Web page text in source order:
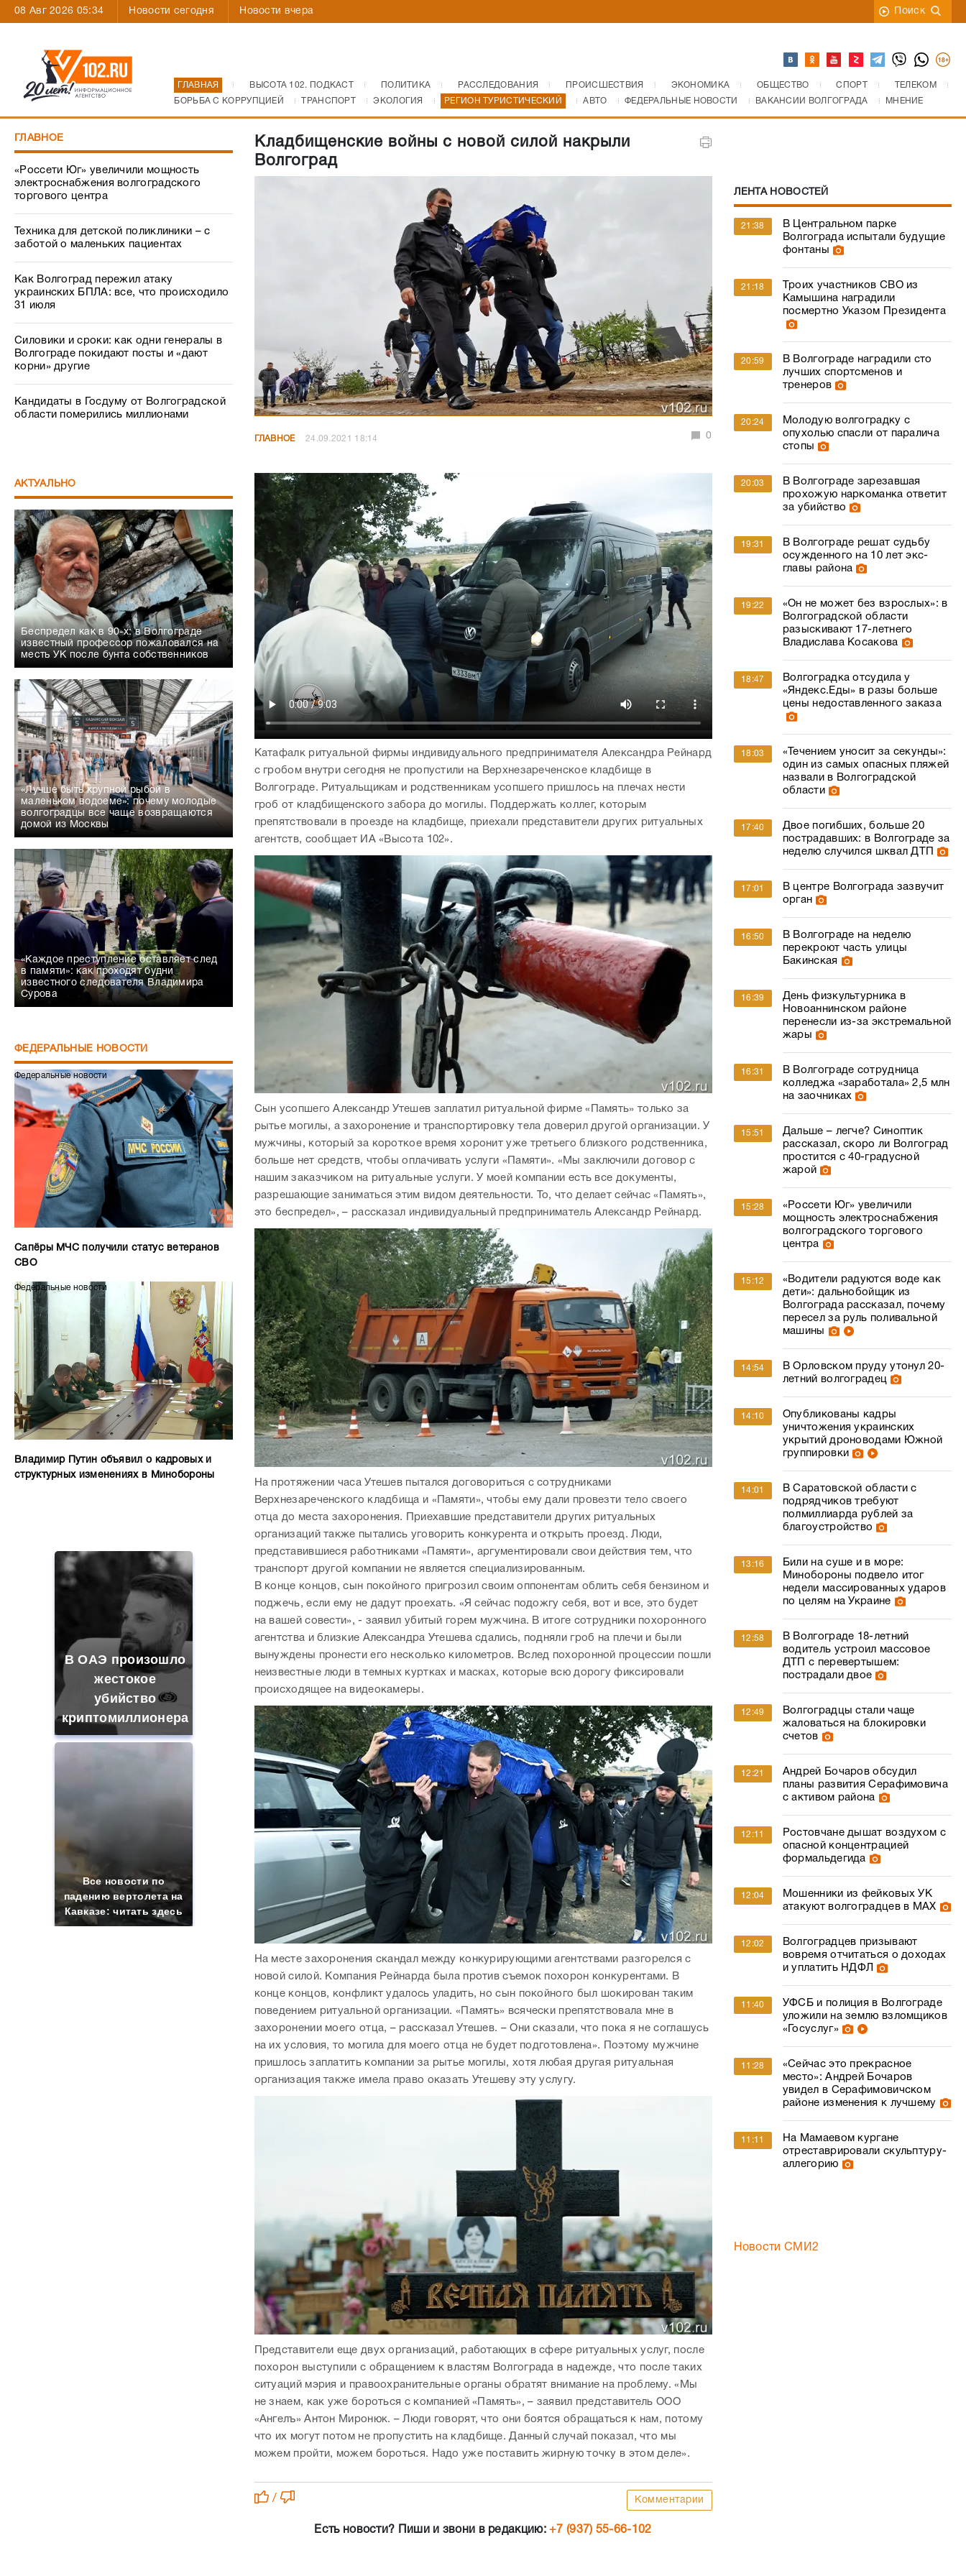
08 Авг 2026 05:34 Новости сегодня Новости вчера Поиск
ГЛАВНАЯ ВЫСОТА 102. ПОДКАСТ ПОЛИТИКА РАССЛЕДОВАНИЯ ПРОИСШЕСТВИЯ ЭКОНОМИКА ОБЩЕСТВО СПОРТ
ТЕЛЕКОМ
БОРЬБА С КОРРУПЦИЕЙ
ТРАНСПОРТ ЭКОЛОГИЯ РЕГИОН ТУРИСТИЧЕСКИЙ АВТО ФЕДЕРАЛЬНЫЕ НОВОСТИ ВАКАНСИИ ВОЛГОГРАДА МНЕНИЕ
ГЛАВНОЕ
«Россети Юг» увеличили мощность
электроснабжения волгоградского
торгового центра
Техника для детской поликлиники – с
заботой о маленьких пациентах
Как Волгоград пережил атаку
украинских БПЛА: все, что происходило
31 июля
Силовики и сроки: как одни генералы в
Волгограде покидают посты и «дают
корни» другие
Кандидаты в Госдуму от Волгоградской
области померились миллионами
АКТУАЛЬНО
Беспредел как в 90-х: в Волгограде
известный профессор пожаловался на
месть УК после бунта собственников
«Лучше быть крупной рыбой в
маленьком водоеме»: почему молодые
волгоградцы все чаще возвращаются
домой из Москвы
«Каждое преступление оставляет след
в памяти»: как проходят будни
известного следователя Владимира
Сурова
ФЕДЕРАЛЬНЫЕ НОВОСТИ
Федеральные новости
Сапёры МЧС получили статус ветеранов
СВО
Федеральные новости
Владимир Путин объявил о кадровых и
структурных изменениях в Минобороны
В ОАЭ произошло
жестокое
убийство
криптомиллионера
Все новости по
падению вертолета на
Кавказе: читать здесь
Кладбищенские войны с новой силой накрыли
Волгоград
ГЛАВНОЕ 24.09.2021 18:14 0
Катафалк ритуальной фирмы индивидуального предпринимателя Александра Рейнард
с гробом внутри сегодня не пропустили на Верхнезареченское кладбище в
Волгограде. Ритуальщикам и родственникам усопшего пришлось на плечах нести
гроб от кладбищенского забора до могилы. Поддержать коллег, которым
препятствовали в проезде на кладбище, приехали представители других ритуальных
агентств, сообщает ИА «Высота 102».
Сын усопшего Александр Утешев заплатил ритуальной фирме «Память» только за
рытье могилы, а захоронение и транспортировку тела доверил другой организации. У
мужчины, который за короткое время хоронит уже третьего близкого родственника,
больше нет средств, чтобы оплачивать услуги « Памяти». «Мы заключили договор с
нашим заказчиком на ритуальные услуги. У моей компании есть все документы,
разрешающие заниматься этим видом деятельности. То, что делает сейчас «Память»,
это беспредел», – рассказал индивидуальный предприниматель Александр Рейнард.
На протяжении часа Утешев пытался договориться с сотрудниками
Верхнезареченского кладбища и «Памяти», чтобы ему дали провезти тело своего
отца до места захоронения. Приехавшие представители других ритуальных
организаций также пытались уговорить конкурента и открыть проезд. Люди,
представившиеся работниками «Памяти», аргументировали свои действия тем, что
транспорт другой компании не является специализированным.
В конце концов, сын покойного пригрозил своим оппонентам облить себя бензином и
поджечь, если ему не дадут проехать. «Я сейчас подожгу себя, вот и все, это будет
на вашей совести», - заявил убитый горем мужчина. В итоге сотрудники похоронного
агентства и близкие Александра Утешева сдались, подняли гроб на плечи и были
вынуждены пронести его несколько километров. Вслед похоронной процессии пошли
неизвестные люди в темных куртках и масках, которые всю дорогу фиксировали
происходящее на видеокамеры.
На месте захоронения скандал между конкурирующими агентствами разгорелся с
новой силой. Компания Рейнарда была против съемок похорон конкурентами. В
конце концов, конфликт удалось уладить, но сын покойного был шокирован таким
поведением ритуальной организации. «Память» всячески препятствовала мне в
захоронении моего отца, – рассказал Утешев. – Они сказали, что пока я не соглашусь
на их условия, то могила для моего отца не будет подготовлена». Поэтому мужчине
пришлось заплатить компании за рытье могилы, хотя любая другая ритуальная
организация также имела право оказать Утешеву эту услугу.
Представители еще двух организаций, работающих в сфере ритуальных услуг, после
похорон выступили с обращением к властям Волгограда в надежде, что после таких
ситуаций мэрия и правоохранительные органы обратят внимание на проблему. «Мы
не знаем, как уже бороться с компанией «Память», – заявил представитель ООО
«Ангелъ» Антон Миронюк. – Люди говорят, что они боятся обращаться к нам, потому
что их могут потом не пропустить на кладбище. Данный случай показал, что мы
можем пройти, можем бороться. Надо уже поставить жирную точку в этом деле».
/ Комментарии
Есть новости? Пиши и звони в редакцию:+7 (937) 55-66-102
ЛЕНТА НОВОСТЕЙ
21:38
В Центральном парке
Волгограда испытали будущие
фонтаны
21:18
Троих участников СВО из
Камышина наградили
посмертно Указом Президента
20:59
В Волгограде наградили сто
лучших спортсменов и
тренеров
20:24
Молодую волгоградку с
опухолью спасли от паралича
стопы
20:03
В Волгограде зарезавшая
прохожую наркоманка ответит
за убийство
19:31
В Волгограде решат судьбу
осужденного на 10 лет экс-
главы района
19:22
«Он не может без взрослых»: в
Волгоградской области
разыскивают 17-летнего
Владислава Косакова
18:47
Волгоградка отсудила у
«Яндекс.Еды» в разы больше
цены недоставленного заказа
18:03
«Течением уносит за секунды»:
один из самых опасных пляжей
назвали в Волгоградской
области
17:40
Двое погибших, больше 20
пострадавших: в Волгограде за
неделю случился шквал ДТП
17:01
В центре Волгограда зазвучит
орган
16:50
В Волгограде на неделю
перекроют часть улицы
Бакинская
16:39
День физкультурника в
Новоаннинском районе
перенесли из-за экстремальной
жары
16:31
В Волгограде сотрудница
колледжа «заработала» 2,5 млн
на заочниках
15:51
Дальше – легче? Синоптик
рассказал, скоро ли Волгоград
простится с 40-градусной
жарой
15:28
«Россети Юг» увеличили
мощность электроснабжения
волгоградского торгового
центра
15:12
«Водители радуются воде как
дети»: дальнобойщик из
Волгограда рассказал, почему
пересел за руль поливальной
машины
14:54
В Орловском пруду утонул 20-
летний волгоградец
14:10
Опубликованы кадры
уничтожения украинских
укрытий дроноводами Южной
группировки
14:01
В Саратовской области с
подрядчиков требуют
полмиллиарда рублей за
благоустройство
13:16
Били на суше и в море:
Минобороны подвело итог
недели массированных ударов
по целям на Украине
12:58
В Волгограде 18-летний
водитель устроил массовое
ДТП с перевертышем:
пострадали двое
12:49
Волгоградцы стали чаще
жаловаться на блокировки
счетов
12:21
Андрей Бочаров обсудил
планы развития Серафимовича
с активом района
12:11
Ростовчане дышат воздухом с
опасной концентрацией
формальдегида
12:04
Мошенники из фейковых УК
атакуют волгоградцев в МАХ
12:02
Волгоградцев призывают
вовремя отчитаться о доходах
и уплатить НДФЛ
11:40
УФСБ и полиция в Волгограде
уложили на землю взломщиков
«Госуслуг»
11:28
«Сейчас это прекрасное
место»: Андрей Бочаров
увидел в Серафимовичском
районе изменения к лучшему
11:11
На Мамаевом кургане
отреставрировали скульптуру-
аллегорию
Новости СМИ2